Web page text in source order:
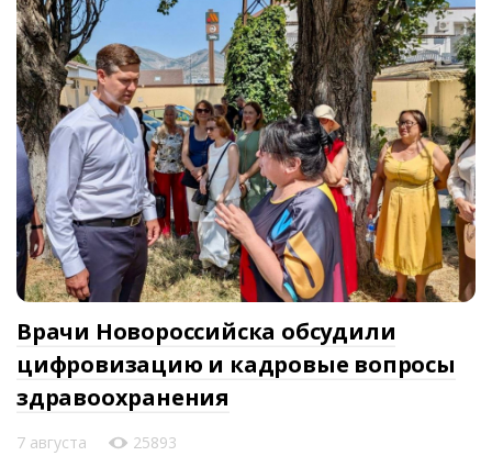
Врачи Новороссийска обсудили
цифровизацию и кадровые вопросы
здравоохранения
7 августа 25893